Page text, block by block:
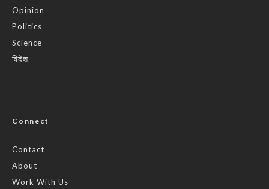
Opinion
Politics
Science
विदेश
Connect
Contact
About
Work With Us